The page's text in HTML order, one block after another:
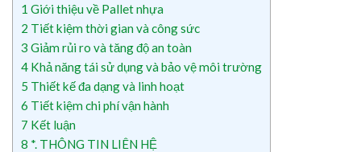
1 Giới thiệu về Pallet nhựa
2 Tiết kiệm thời gian và công sức
3 Giảm rủi ro và tăng độ an toàn
4 Khả năng tái sử dụng và bảo vệ môi trường
5 Thiết kế đa dạng và linh hoạt
6 Tiết kiệm chi phí vận hành
7 Kết luận
8 *. THÔNG TIN LIÊN HỆ